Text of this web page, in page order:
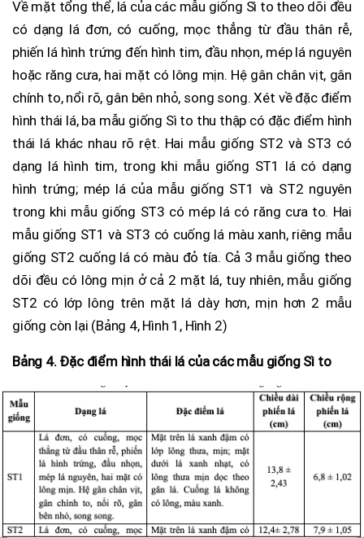
Về mặt tổng thể, lá của các mẫu giống Sì to theo dõi đều
có dạng lá đơn, có cuống, mọc thẳng từ đầu thân rễ,
phiến lá hình trứng đến hình tim, đầu nhọn, mép lá nguyên
hoặc răng cưa, hai mặt có lông mịn. Hệ gân chân vịt, gân
chính to, nổi rõ, gân bên nhỏ, song song. Xét về đặc điểm
hình thái lá, ba mẫu giống Sì to thu thập có đặc điểm hình
thái lá khác nhau rõ rệt. Hai mẫu giống ST2 và ST3 có
dạng lá hình tim, trong khi mẫu giống ST1 lá có dạng
hình trứng; mép lá của mẫu giống ST1 và ST2 nguyên
trong khi mẫu giống ST3 có mép lá có răng cưa to. Hai
mẫu giống ST1 và ST3 có cuống lá màu xanh, riêng mẫu
giống ST2 cuống lá có màu đỏ tía. Cả 3 mẫu giống theo
dõi đều có lông mịn ở cả 2 mặt lá, tuy nhiên, mẫu giống
ST2 có lớp lông trên mặt lá dày hơn, mịn hơn 2 mẫu
giống còn lại (Bảng 4, Hình 1, Hình 2)
Bảng 4. Đặc điểm hình thái lá của các mẫu giống Sì to